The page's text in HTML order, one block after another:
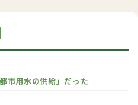
市用水の供給」だった